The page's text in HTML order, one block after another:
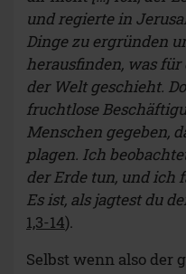
und regierte in
Dinge zu ergründen
herausfinden, was
der Welt geschieht.
fruchtlose
Menschen gegeben,
plagen. Ich
der Erde tun, und ich
Es ist, als jagtest du
1,3-14).
Selbst wenn also der